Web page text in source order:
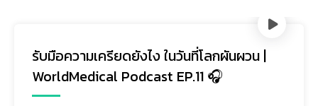
รับมือความเครียดยังไง ในวันที่โลกผันผวน |
WorldMedical Podcast EP.11 🎧